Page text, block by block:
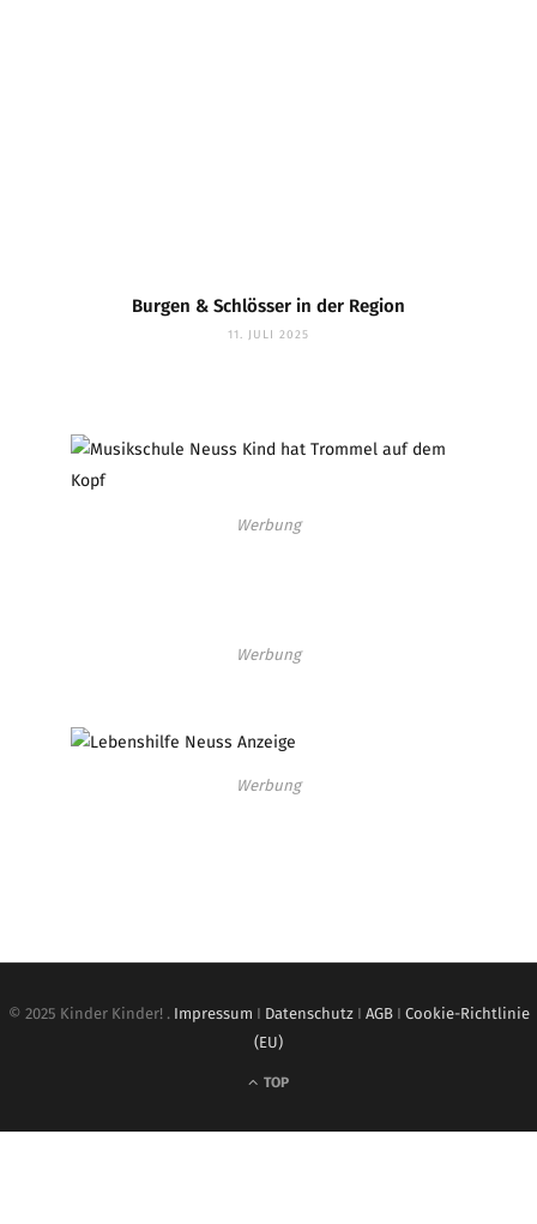
Burgen & Schlösser in der Region
11. JULI 2025
Werbung
Werbung
Werbung
© 2025 Kinder Kinder! . Impressum I DatenschutzI AGBI Cookie-Richtlinie
(EU)
TOP